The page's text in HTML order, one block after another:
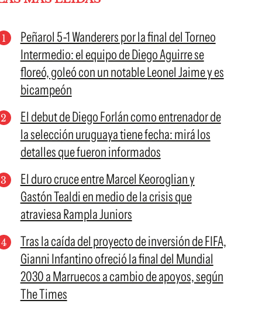
Peñarol 5-1 Wanderers por la final del Torneo
Intermedio: el equipo de Diego Aguirre se
floreó, goleó con un notable Leonel Jaime y es
bicampeón
El debut de Diego Forlán como entrenador de
la selección uruguaya tiene fecha: mirá los
detalles que fueron informados
El duro cruce entre Marcel Keoroglian y
Gastón Tealdi en medio de la crisis que
atraviesa Rampla Juniors
Tras la caída del proyecto de inversión de FIFA,
Gianni Infantino ofreció la final del Mundial
2030 a Marruecos a cambio de apoyos, según
The Times